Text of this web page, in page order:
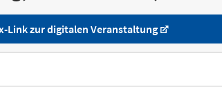
Link zur digitalen Veranstaltung